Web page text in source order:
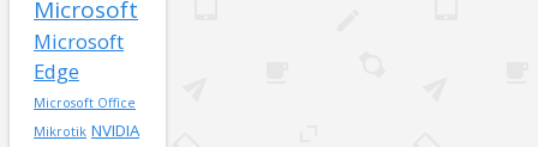
Microsoft
Microsoft
Edge
Microsoft Office
Mikrotik NVIDIA